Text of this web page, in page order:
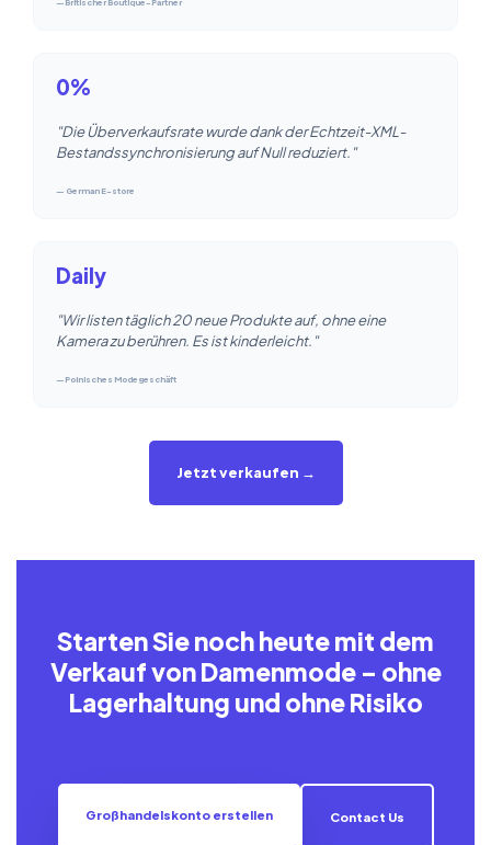
0%
"Die Überverkaufsrate wurde dank der Echtzeit-XML-
Bestandssynchronisierung auf Null reduziert."
— German E-store
Daily
"Wir listen täglich 20 neue Produkte auf, ohne eine
Kamera zu berühren. Es ist kinderleicht."
—Polnisches Modegeschäft
Jetzt verkaufen →
Starten Sie noch heute mit dem
Verkauf von Damenmode – ohne
Lagerhaltung und ohne Risiko
Großhandelskonto erstellen Contact Us